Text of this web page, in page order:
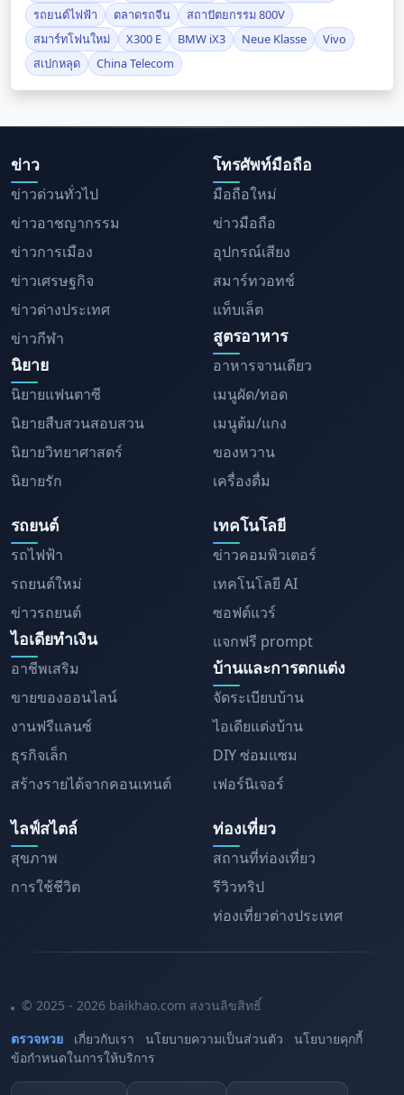
รถยนต์ไฟฟ้า
ตลาดรถจีน
สถาปัตยกรรม 800V
สมาร์ทโฟนใหม่
X300 E BMW iX3 Neue Klasse
Vivo
สเปกหลุด
China Telecom
ข่าว
ข่าวด่วนทั่วไป
ข่าวอาชญากรรม
ข่าวการเมือง
ข่าวเศรษฐกิจ
ข่าวต่างประเทศ
ข่าวกีฬา
นิยาย
นิยายแฟนตาซี
นิยายสืบสวนสอบสวน
นิยายวิทยาศาสตร์
นิยายรัก
โทรศัพท์มือถือ
มือถือใหม่
ข่าวมือถือ
อุปกรณ์เสียง
สมาร์ทวอทช์
แท็บเล็ต
สูตรอาหาร
อาหารจานเดียว
เมนูผัด/ทอด
เมนูต้ม/แกง
ของหวาน
เครื่องดื่ม
รถยนต์
รถไฟฟ้า
รถยนต์ใหม่
ข่าวรถยนต์
ไอเดียทำเงิน
อาชีพเสริม
ขายของออนไลน์
งานฟรีแลนซ์
ธุรกิจเล็ก
สร้างรายได้จากคอนเทนต์
เทคโนโลยี
ข่าวคอมพิวเตอร์
เทคโนโลยี AI
ซอฟต์แวร์
แจกฟรี prompt
บ้านและการตกแต่ง
จัดระเบียบบ้าน
ไอเดียแต่งบ้าน
DIY ซ่อมแซม
เฟอร์นิเจอร์
ไลฟ์สไตล์
สุขภาพ
การใช้ชีวิต
ท่องเที่ยว
สถานที่ท่องเที่ยว
รีวิวทริป
ท่องเที่ยวต่างประเทศ
© 2025 - 2026 baikhao.com สงวนลิขสิทธิ์
ตรวจหวย
เกี่ยวกับเรา นโยบายความเป็นส่วนตัว
นโยบายคุกกี้
ข้อกำหนดในการให้บริการ